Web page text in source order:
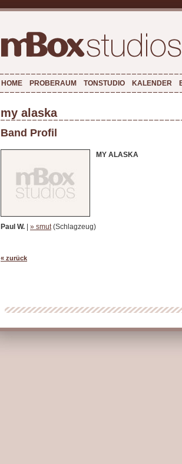
HOME PROBERAUM TONSTUDIO KALENDER
my alaska
Band Profil
MY ALASKA
Paul W. » smut(Schlagzeug)
« zurück